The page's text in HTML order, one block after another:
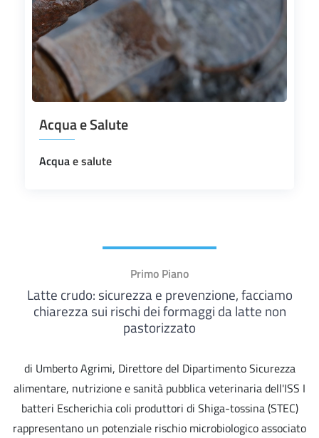
Acqua e Salute
Acquae salute
Primo Piano
Latte crudo: sicurezza e prevenzione, facciamo
chiarezza sui rischi dei formaggi da latte non
pastorizzato
di Umberto Agrimi, Direttore del Dipartimento Sicurezza
alimentare, nutrizione e sanità pubblica veterinaria dell'ISS I
batteri Escherichia coli produttori di Shiga-tossina (STEC)
rappresentano un potenziale rischio microbiologico associato